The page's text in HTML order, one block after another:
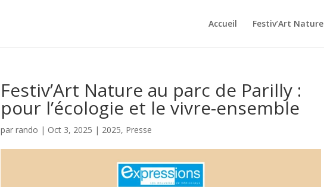
Accueil Festiv’Art Nature
Festiv’Art Nature au parc de Parilly :
pour l’écologie et le vivre-ensemble
parrando | Oct 3, 2025 | 2025, Presse